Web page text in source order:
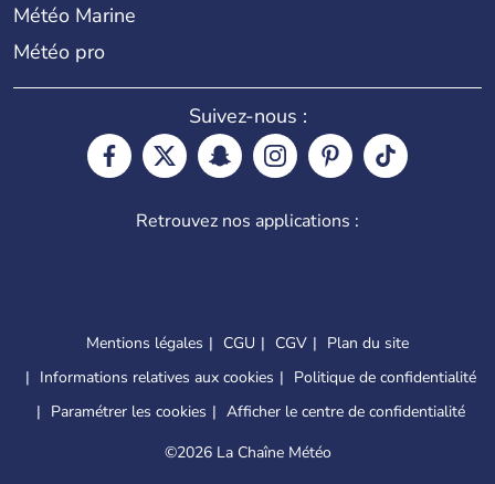
Météo Marine
Météo pro
Suivez-nous :
Retrouvez nos applications :
Mentions légales CGU CGV
Plan du site
Informations relatives aux cookies
Politique de confidentialité
Paramétrer les cookies
Afficher le centre de confidentialité
©2026 La Chaîne Météo